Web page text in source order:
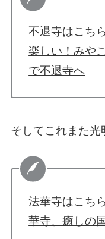
不退寺はこち
楽しい！みや
で不退寺へ
そしてこれまた
法華寺はこち
華寺、癒しの